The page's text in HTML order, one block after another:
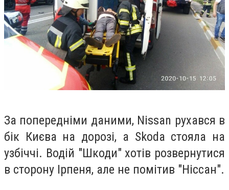
За попередніми даними, Nissan рухався в
бік Києва на дорозі, а Skoda стояла на
узбіччі. Водій "Шкоди" хотів розвернутися
в сторону Ірпеня, але не помітив "Ніссан".